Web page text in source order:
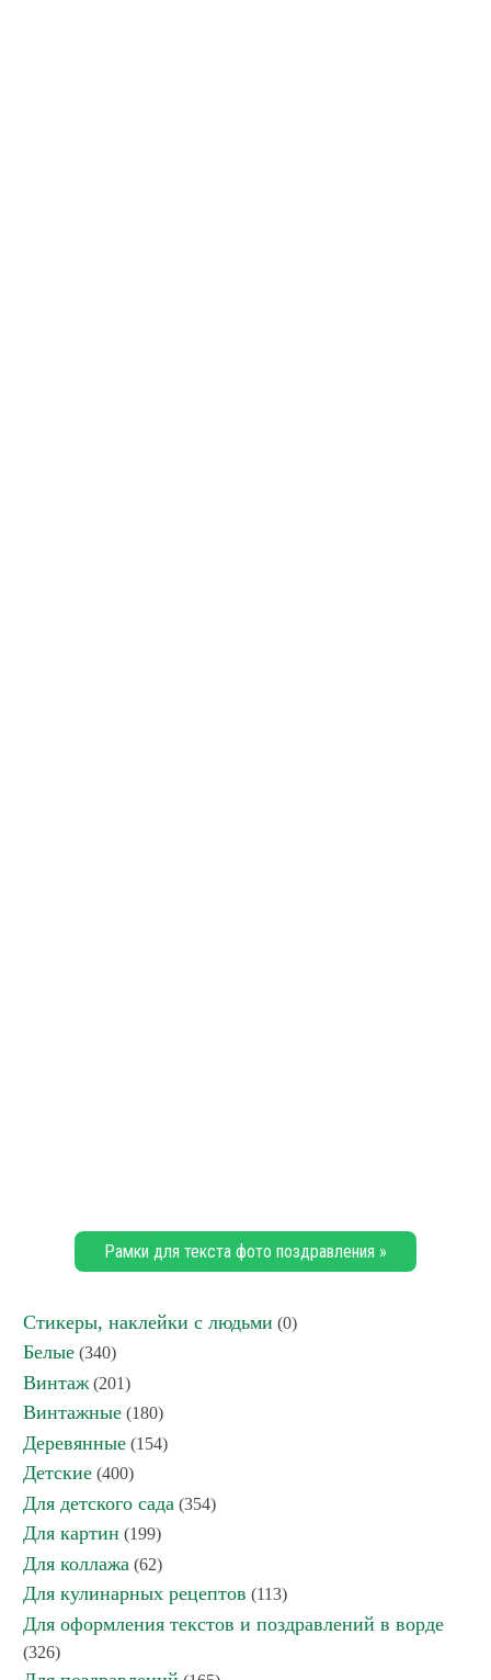
Рамки для текста фото поздравления »
Стикеры, наклейки с людьми (0)
Белые (340)
Винтаж (201)
Винтажные (180)
Деревянные (154)
Детские (400)
Для детского сада (354)
Для картин (199)
Для коллажа (62)
Для кулинарных рецептов (113)
Для оформления текстов и поздравлений в ворде
(326)